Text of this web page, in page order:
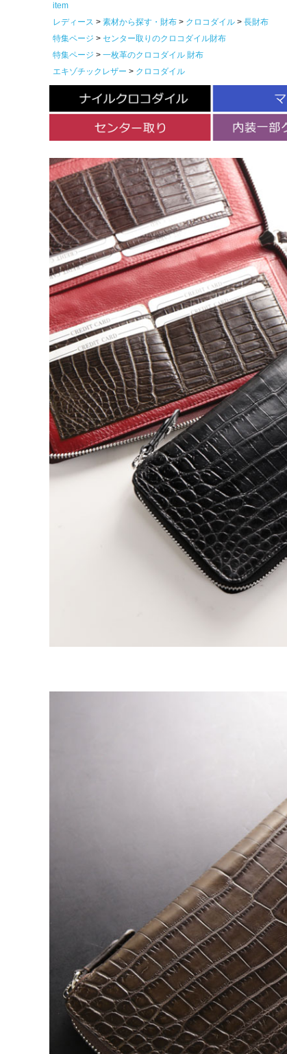
item
レディース
素材から探す・財布 クロコダイル
長財布
特集ページ
センター取りのクロコダイル財布
特集ページ
一枚革のクロコダイル 財布
エキゾチックレザー
クロコダイル